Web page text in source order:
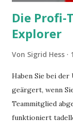
Die Profi-
Explorer
Von Sigrid Hess
Haben Sie bei
geärgert, wenn
Teammitglied
funktioniert